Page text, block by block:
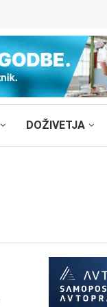
DOŽIVETJA